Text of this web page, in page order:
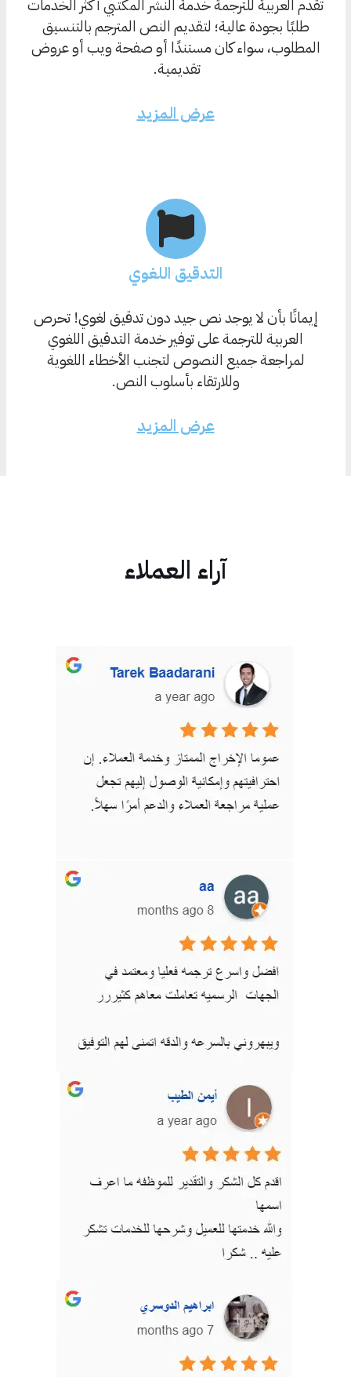
تقدم العربية للترجمة خدمة النشر المكتبي أكثر الخدمات
طلبًا بجودة عالية؛ لتقديم النص المترجم بالتنسيق
المطلوب، سواء كان مستندًا أو صفحة ويب أو عروض
تقديمية.
عرض المزيد
التدقيق اللغوي
إيمانًا بأن لا يوجد نص جيد دون تدقيق لغوي! تحرص
العربية للترجمة على توفير خدمة التدقيق اللغوي
لمراجعة جميع النصوص لتجنب الأخطاء اللغوية
وللارتقاء بأسلوب النص.
عرض المزيد
آراء العملاء